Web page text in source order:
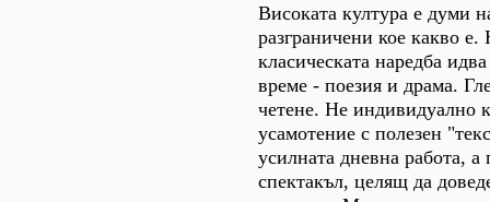
Високата култура е думи
разграничени кое какво
класическата наредба
време - поезия и драма.
четене. Не индивидуално
усамотение с полезен
усилната дневна работа, а
спектакъл, целящ да